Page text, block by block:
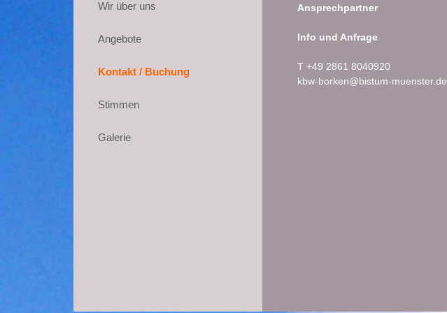
Wir über uns
Angebote
Kontakt / Buchung
Stimmen
Galerie
Ansprechpartner
Info und Anfrage
T +49 2861 8040920
kbw-borken@bistum-muenster.de